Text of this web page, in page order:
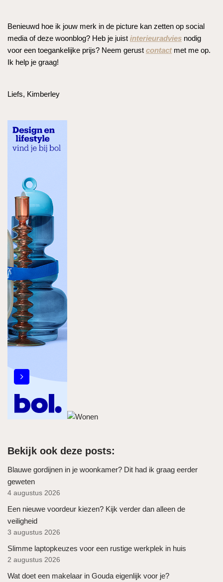
Benieuwd hoe ik jouw merk in de picture kan zetten op social
media of deze woonblog? Heb je juist interieuradvies nodig
voor een toegankelijke prijs? Neem gerust contactmet me op.
Ik help je graag!
Liefs, Kimberley
Bekijk ook deze posts:
Blauwe gordijnen in je woonkamer? Dit had ik graag eerder
geweten
4 augustus 2026
Een nieuwe voordeur kiezen? Kijk verder dan alleen de
veiligheid
3 augustus 2026
Slimme laptopkeuzes voor een rustige werkplek in huis
2 augustus 2026
Wat doet een makelaar in Gouda eigenlijk voor je?